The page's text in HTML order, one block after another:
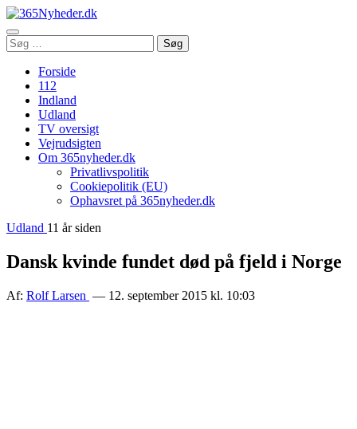
Åbn
menu
Søg
efter:
Søg
Forside
112
Indland
Udland
TV oversigt
Vejrudsigten
Om 365nyheder.dk
Privatlivspolitik
Cookiepolitik (EU)
Ophavsret på 365nyheder.dk
Udland 11 år siden
Dansk kvinde fundet død på fjeld i Norge
Af: Rolf Larsen — 12. september 2015 kl. 10:03